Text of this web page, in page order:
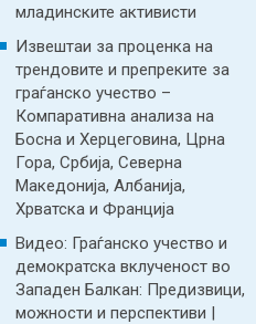
младинските активисти
Извештаи за проценка на
трендовите и препреките за
граѓанско учество –
Компаративна анализа на
Босна и Херцеговина, Црна
Гора, Србија, Северна
Македонија, Албанија,
Хрватска и Франција
Видео: Граѓанско учество и
демократска вклученост во
Западен Балкан: Предизвици,
можности и перспективи |